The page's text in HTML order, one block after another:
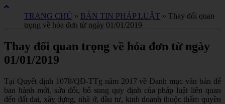
TRANG CHỦ » BẢN TIN PHÁP LUẬT » Thay đổi quan
trọng về hóa đơn từ ngày 01/01/2019
Thay đổi quan trọng về hóa đơn từ ngày
01/01/2019
Tại Quyết định 1078/QĐ-TTg năm 2017 về Danh mục văn bản để
ban hành mới, sửa đổi, bổ sung quy định của pháp luật liên quan
đến đất đai, xây dựng, nhà ở, đầu tư, kinh doanh thuộc thẩm quyền